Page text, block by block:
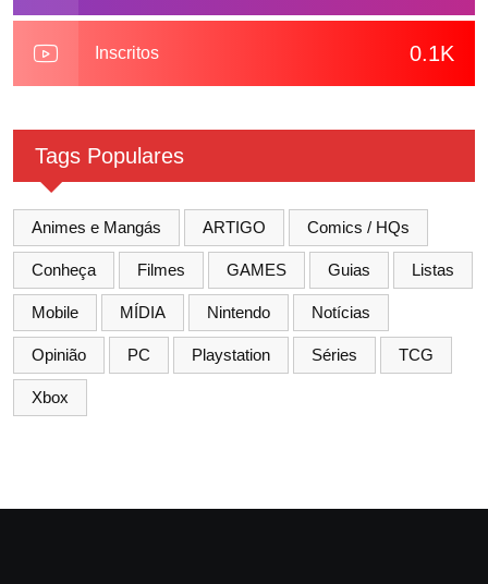
0.1K
Inscritos
Tags Populares
Animes e Mangás ARTIGO Comics / HQs
Conheça Filmes GAMES Guias Listas
Mobile MÍDIA Nintendo Notícias
Opinião PC Playstation Séries TCG
Xbox